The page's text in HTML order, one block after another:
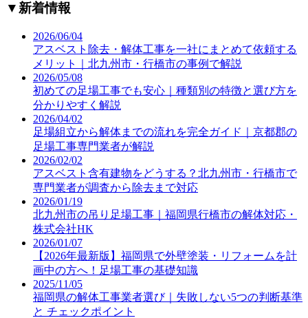
▼ 新着情報
2026/06/04
アスベスト除去・解体工事を一社にまとめて依頼する
メリット｜北九州市・行橋市の事例で解説
2026/05/08
初めての足場工事でも安心｜種類別の特徴と選び方を
分かりやすく解説
2026/04/02
足場組立から解体までの流れを完全ガイド｜京都郡の
足場工事専門業者が解説
2026/02/02
アスベスト含有建物をどうする？北九州市・行橋市で
専門業者が調査から除去まで対応
2026/01/19
北九州市の吊り足場工事｜福岡県行橋市の解体対応・
株式会社HK
2026/01/07
【2026年最新版】福岡県で外壁塗装・リフォームを計
画中の方へ！足場工事の基礎知識
2025/11/05
福岡県の解体工事業者選び｜失敗しない5つの判断基準
と チェックポイント